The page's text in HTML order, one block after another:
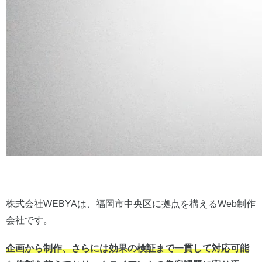
株式会社WEBYAは、福岡市中央区に拠点を構えるWeb制作
会社です。
企画から制作、さらには効果の検証まで一貫して対応可能